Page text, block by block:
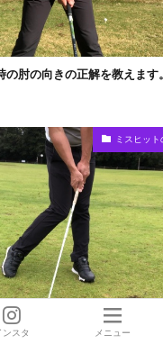
の肘の向きの正解を教えます
ミスヒッ
維持する方法。できない人
ンスタ メニュー